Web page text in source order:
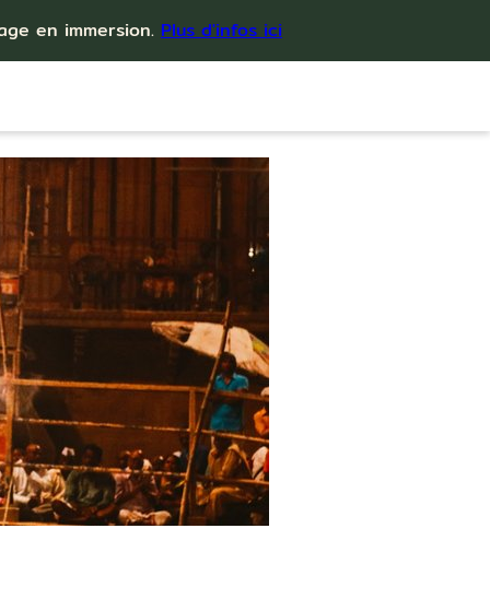
en immersion. Plus d'infos ici